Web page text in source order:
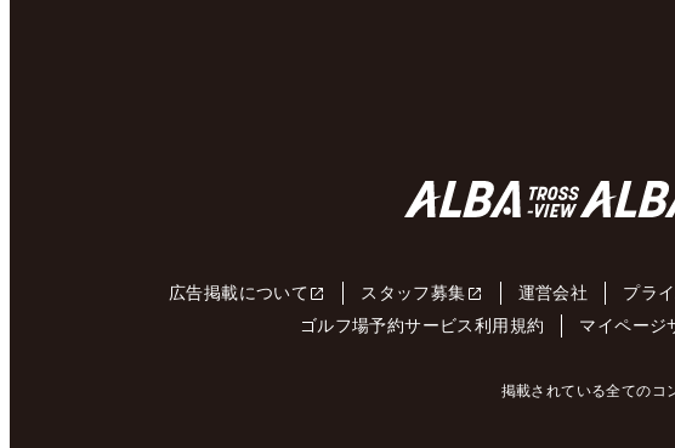
広告掲載について スタッフ募集 運営会社 プラ
ゴルフ場予約サービス利用規約
マイページ
掲載されている全てのコ